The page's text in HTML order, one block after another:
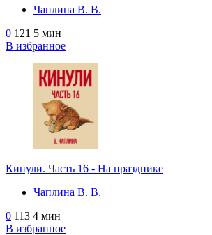
Чаплина В. В.
0 121 5 мин
В избранное
Кинули. Часть 16 - На празднике
Чаплина В. В.
0 113 4 мин
В избранное